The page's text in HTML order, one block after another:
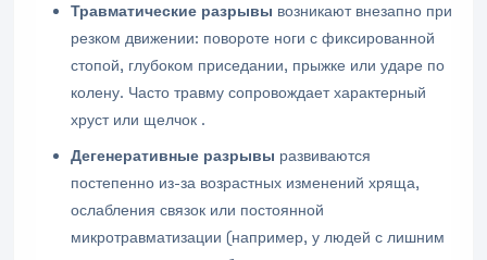
Травматические разрывы возникают внезапно при
резком движении: повороте ноги с фиксированной
стопой, глубоком приседании, прыжке или ударе по
колену. Часто травму сопровождает характерный
хруст или щелчок .
Дегенеративные разрывы развиваются
постепенно из-за возрастных изменений хряща,
ослабления связок или постоянной
микротравматизации (например, у людей с лишним